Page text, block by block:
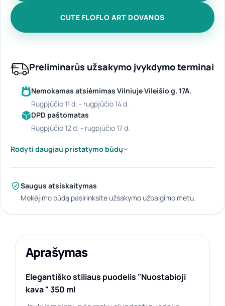
CUTE FLOFLO ART DOVANOS
Preliminarūs užsakymo įvykdymo terminai
Nemokamas atsiėmimas Vilniuje Vileišio g. 17A.
rugpjūčio 11 d. - rugpjūčio 14 d.
DPD paštomatas
rugpjūčio 12 d. - rugpjūčio 17 d.
Rodyti daugiau pristatymo būdų
Saugus atsiskaitymas
Mokėjimo būdą pasirinksite užsakymo užbaigimo metu.
Aprašymas
Elegantiško stiliaus puodelis "Nuostabioji
kava " 350 ml